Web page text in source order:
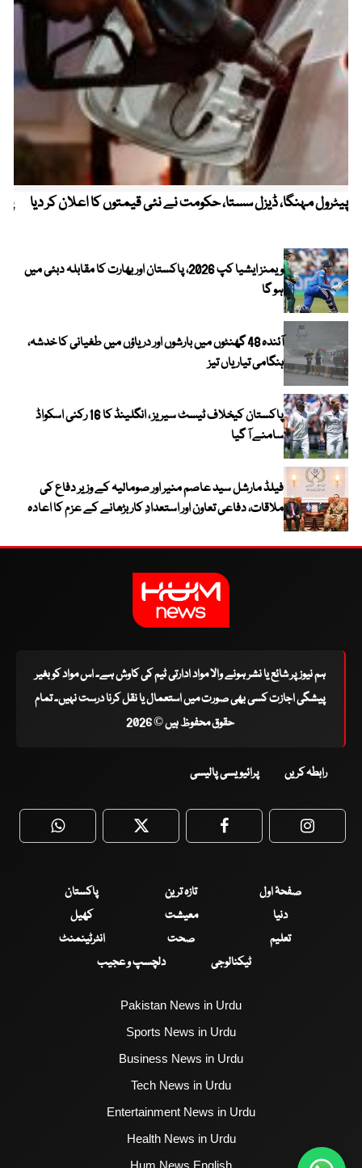
پیٹرول مہنگا، ڈیزل سستا، حکومت نے نئی قیمتوں کا اعلان کر دیا
ویمنز ایشیا کپ 2026، پاکستان اور بھارت کا مقابلہ دبئی میں
ہو گا
آئندہ 48 گھنٹوں میں بارشوں اور دریاؤں میں طغیانی کا خدشہ،
ہنگامی تیاریاں تیز
پاکستان کیخلاف ٹیسٹ سیریز ، انگلینڈ کا 16 رکنی اسکواڈ
سامنے آ گیا
فیلڈ مارشل سید عاصم منیر اور صومالیہ کے وزیر دفاع کی
ملاقات، دفاعی تعاون اور استعدادِ کار بڑھانے کے عزم کا اعادہ
ہم نیوز پر شائع یا نشر ہونے والا مواد ادارتی ٹیم کی کاوش ہے۔ اس مواد کو بغیر
پیشگی اجازت کسی بھی صورت میں استعمال یا نقل کرنا درست نہیں۔ تمام
حقوق محفوظ ہیں © 2026
رابطہ کریں پرائیویسی پالیسی
WhatsApp Twitter Facebook
صفحۂ اول تازہ ترین
پاکستان
دنیا
معیشت
کھیل
تعلیم
صحت
انٹرٹینمنٹ
ٹیکنالوجی
دلچسپ و عجیب
Pakistan News in Urdu
Sports News in Urdu
Business News in Urdu
Tech News in Urdu
Entertainment News in Urdu
Health News in Urdu
Hum News English